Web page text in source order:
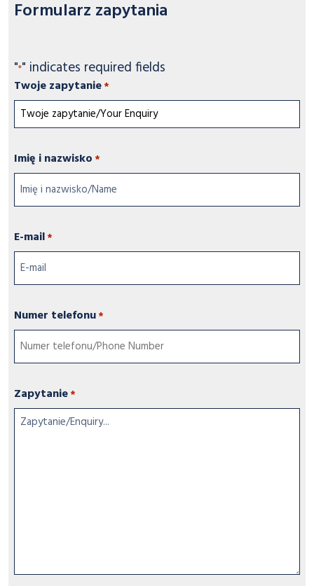
Formularz zapytania
"*" indicates required fields
Twoje zapytanie*
Imię i nazwisko *
E-mail*
Numer telefonu*
Zapytanie*